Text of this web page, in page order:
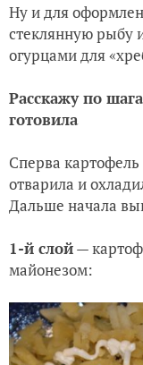
Ну и для
стеклянную рыбу
огурцами для
Расскажу по
готовила
Сперва
отварила и
Дальше начала
1-й слой—
майонезом: